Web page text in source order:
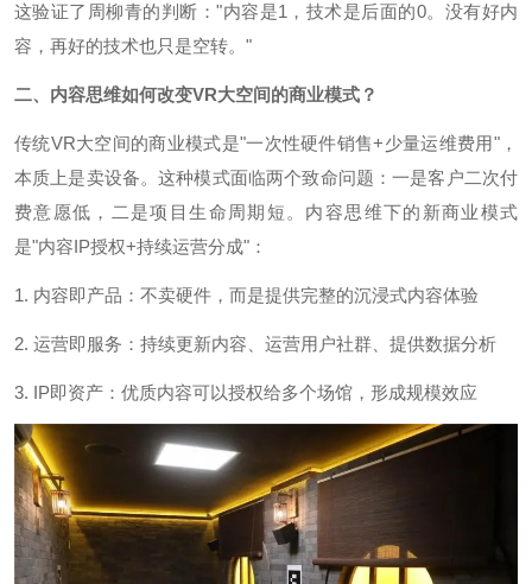
这验证了周柳青的判断："内容是1，技术是后面的0。没有好内
容，再好的技术也只是空转。"
二、内容思维如何改变VR大空间的商业模式？
传统VR大空间的商业模式是"一次性硬件销售+少量运维费用"，
本质上是卖设备。这种模式面临两个致命问题：一是客户二次付
费意愿低，二是项目生命周期短。内容思维下的新商业模式
是"内容IP授权+持续运营分成"：
1. 内容即产品：不卖硬件，而是提供完整的沉浸式内容体验
2. 运营即服务：持续更新内容、运营用户社群、提供数据分析
3. IP即资产：优质内容可以授权给多个场馆，形成规模效应